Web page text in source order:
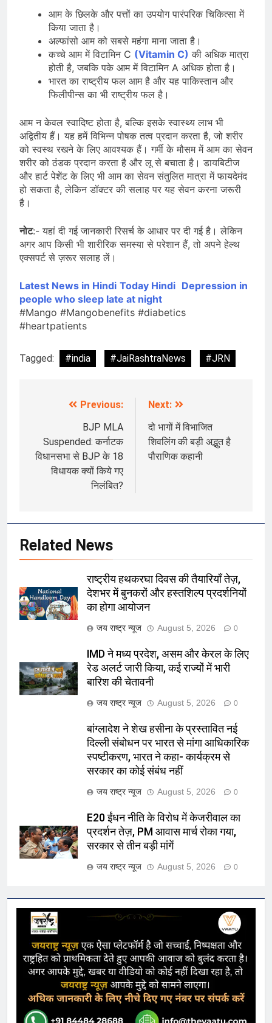
आम के छिलके और पत्तों का उपयोग पारंपरिक चिकित्सा में
किया जाता है।
अल्फांसो आम को सबसे महंगा माना जाता है।
कच्चे आम में विटामिन C (Vitamin C) की अधिक मात्रा
होती है, जबकि पके आम में विटामिन A अधिक होता है।
भारत का राष्ट्रीय फल आम है और यह पाकिस्तान और
फिलीपीन्स का भी राष्ट्रीय फल है।
आम न केवल स्वादिष्ट होता है, बल्कि इसके स्वास्थ्य लाभ भी
अद्वितीय हैं। यह हमें विभिन्न पोषक तत्व प्रदान करता है, जो शरीर
को स्वस्थ रखने के लिए आवश्यक हैं। गर्मी के मौसम में आम का सेवन
शरीर को ठंडक प्रदान करता है और लू से बचाता है। डायबिटीज
और हार्ट पेशेंट के लिए भी आम का सेवन संतुलित मात्रा में फायदेमंद
हो सकता है, लेकिन डॉक्टर की सलाह पर यह सेवन करना जरूरी
है।
नोट:- यहां दी गई जानकारी रिसर्च के आधार पर दी गई है। लेकिन
अगर आप किसी भी शारीरिक समस्या से परेशान हैं, तो अपने हेल्थ
एक्सपर्ट से ज़रूर सलाह लें।
Latest News in Hindi Today Hindi Depression in
people who sleep late at night
#Mango #Mangobenefits #diabetics
#heartpatients
Tagged: #india #JaiRashtraNews #JRN
navigation
Previous:
BJP MLA
Suspended: कर्नाटक
विधानसभा से BJP के 18
विधायक क्यों किये गए
निलंबित?
Next:
दो भागों में विभाजित
शिवलिंग की बड़ी अद्भुत है
पौराणिक कहानी
Related News
राष्ट्रीय हथकरघा दिवस की तैयारियाँ तेज़,
देशभर में बुनकरों और हस्तशिल्प प्रदर्शनियों
का होगा आयोजन
जय राष्ट्र न्यूज August 5, 2026 0
IMD ने मध्य प्रदेश, असम और केरल के लिए
रेड अलर्ट जारी किया, कई राज्यों में भारी
बारिश की चेतावनी
जय राष्ट्र न्यूज August 5, 2026 0
बांग्लादेश ने शेख हसीना के प्रस्तावित नई
दिल्ली संबोधन पर भारत से मांगा आधिकारिक
स्पष्टीकरण, भारत ने कहा- कार्यक्रम से
सरकार का कोई संबंध नहीं
जय राष्ट्र न्यूज August 5, 2026 0
E20 ईंधन नीति के विरोध में केजरीवाल का
प्रदर्शन तेज़, PM आवास मार्च रोका गया,
सरकार से तीन बड़ी मांगें
जय राष्ट्र न्यूज August 5, 2026 0